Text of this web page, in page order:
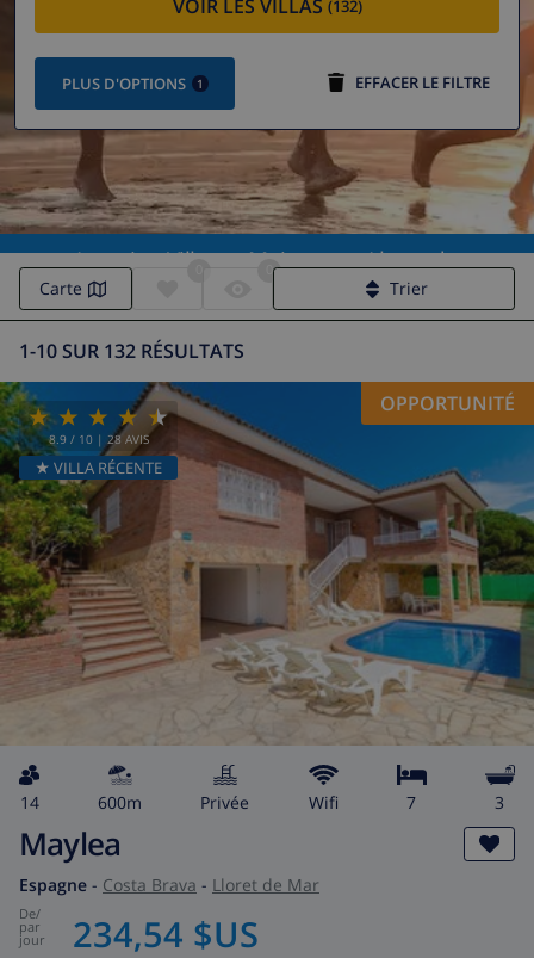
VOIR LES VILLAS (132)
PLUS D'OPTIONS 1 EFFACER LE FILTRE
Location Villas et Maisons en Lloret de
1-10 SUR 132 RÉSULTATS
Carte Trier
8.9 / 10 | 28 AVIS
★ VILLA RÉCENTE
OPPORTUNITÉ
14 600m privée wifi 7 3
Maylea
Espagne - Costa Brava - Lloret de Mar
de/
par
jour 234,54 $US